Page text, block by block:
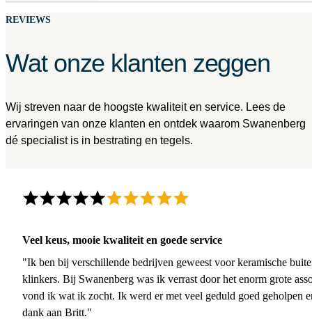
REVIEWS
Wat onze klanten zeggen
Wij streven naar de hoogste kwaliteit en service. Lees de
ervaringen van onze klanten en ontdek waarom Swanenberg
dé specialist is in bestrating en tegels.
Veel keus, mooie kwaliteit en goede service
"Ik ben bij verschillende bedrijven geweest voor keramische
klinkers. Bij Swanenberg was ik verrast door het enorm grote
vond ik wat ik zocht. Ik werd er met veel geduld goed geholpen
dank aan Britt."